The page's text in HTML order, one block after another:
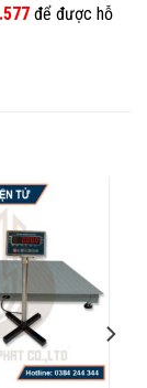
để được hỗ